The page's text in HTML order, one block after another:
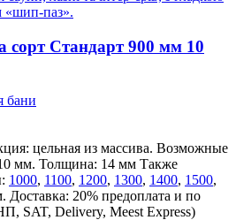
Стандарт 900 мм 10
бани
цельная из массива. Возможные
мм. Толщина: 14 мм Также
1000, 1100, 1200, 1300, 1400, 1500,
Доставка: 20% предоплата и по
SAT, Delivery, Meest Express)